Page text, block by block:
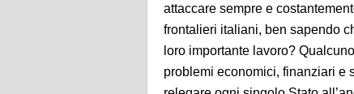
attaccare sempre e
frontalieri italiani, ben sapendo
loro importante lavoro?
problemi economici, finanziari e